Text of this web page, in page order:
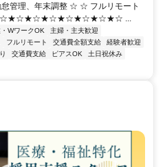
管理、年末調整 ☆ ☆ フルリモート
...
WワークOK
主婦・主夫歓迎
フルリモート 交通費全額支給
経験者歓迎
交通費支給 ピアスOK
土日祝休み